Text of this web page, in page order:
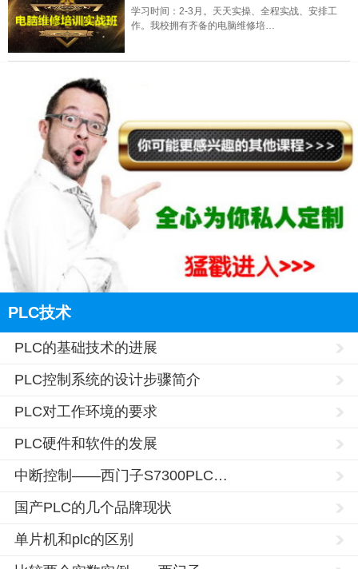
学习时间：2-3月。天天实操、全程实战、安排工
作。我校拥有齐备的电脑维修培…
PLC技术
PLC的基础技术的进展
PLC控制系统的设计步骤简介
PLC对工作环境的要求
PLC硬件和软件的发展
中断控制——西门子S7300PLC…
国产PLC的几个品牌现状
单片机和plc的区别